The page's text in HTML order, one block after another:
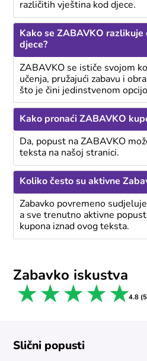
različitih vještina kod djece.
Kako se ZABAVKO
djece?
ZABAVKO se ističe svojom
učenja, pružajući zabavu i
što je čini jedinstvenom
Kako pronaći ZABAVKO
Da, popust na ZABAVKO
teksta na našoj stranici.
Koliko često su aktivne
Zabavko povremeno
a sve trenutno aktivne
kupona iznad ovog teksta.
Zabavko iskustva
5
4
3 stars
2 stars
1 star 4.8
Slični popusti